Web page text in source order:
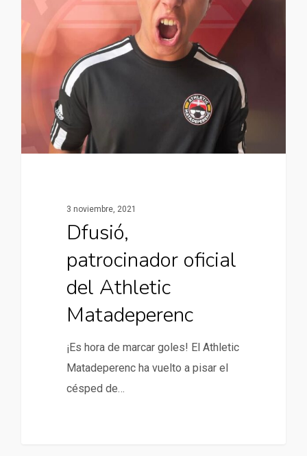
3 noviembre, 2021
Dfusió,
patrocinador oficial
del Athletic
Matadeperenc
¡Es hora de marcar goles! El Athletic
Matadeperenc ha vuelto a pisar el
césped de…